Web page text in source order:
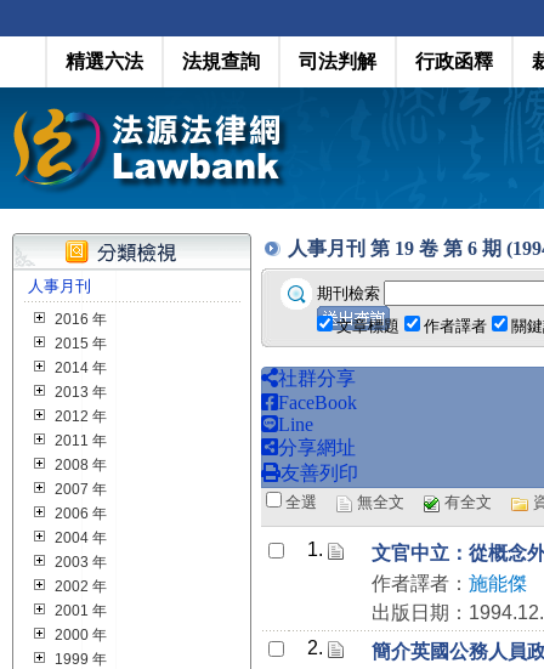
精選六法 法規查詢 司法判解 行政函釋
人事月刊
2016 年
2015 年
2014 年
2013 年
2012 年
2011 年
2008 年
2007 年
2006 年
2004 年
2003 年
2002 年
2001 年
2000 年
1999 年
人事月刊 第 19 卷 第 6 期
期刊檢索
文章標題
作者譯者 關
社群分享
FaceBook
Line
分享網址
友善列印
全選 無全文 有全文
1.
文官中立：從概念
作者譯者： 施能傑
出版日期：
2.
簡介英國公務人員